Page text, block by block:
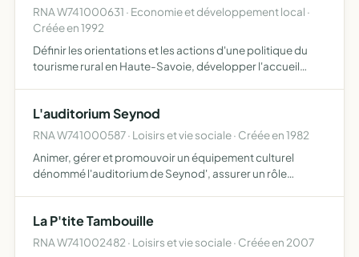
RNA W741000631 · Economie et développement local ·
Créée en 1992
Définir les orientations et les actions d'une politique du
tourisme rural en Haute-Savoie, développer l'accueil
L'auditorium Seynod
RNA W741000587 · Loisirs et vie sociale · Créée en 1982
Animer, gérer et promouvoir un équipement culturel
dénommé l'auditorium de Seynod', assurer un rôle
culturelle …
La P'tite Tambouille
RNA W741002482 · Loisirs et vie sociale · Créée en 2007